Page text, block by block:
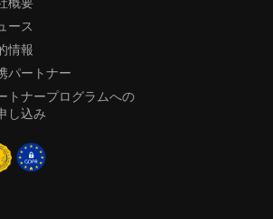
ース
情報
パートナー
トナープログラムへの
し込み